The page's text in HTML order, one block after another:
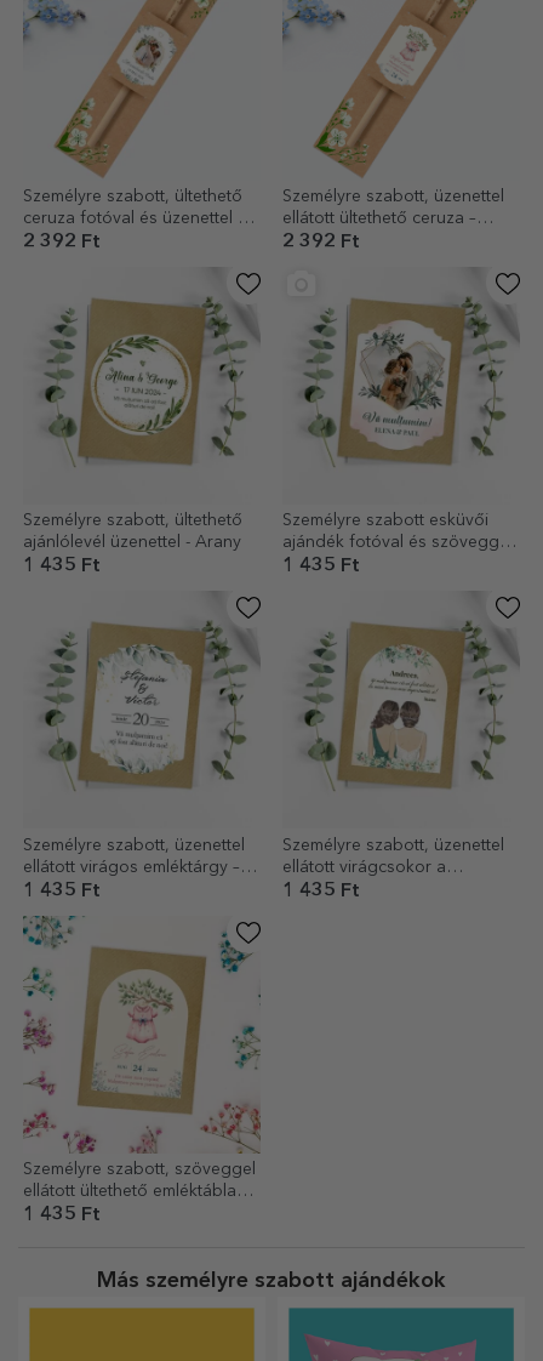
Személyre szabott, ültethető
ceruza fotóval és üzenettel –
Esküvői ajándék
2 392 Ft
Személyre szabott, üzenettel
ellátott ültethető ceruza –
keresztelőajándék
2 392 Ft
Személyre szabott, ültethető
ajánlólevél üzenettel - Arany
1 435 Ft
Személyre szabott esküvői
ajándék fotóval és szöveggel
- Szív
1 435 Ft
Személyre szabott, üzenettel
ellátott virágos emléktárgy –
Esküvő
1 435 Ft
Személyre szabott, üzenettel
ellátott virágcsokor a
koszorúslányoknak
1 435 Ft
Személyre szabott, szöveggel
ellátott ültethető emléktábla
keresztelőre
1 435 Ft
Más személyre szabott ajándékok